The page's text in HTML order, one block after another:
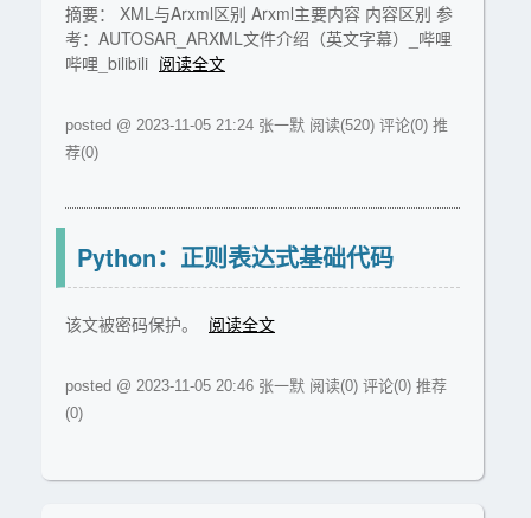
摘要： XML与Arxml区别 Arxml主要内容 内容区别 参
考：AUTOSAR_ARXML文件介绍（英文字幕）_哔哩
哔哩_bilibili 阅读全文
posted @ 2023-11-05 21:24 张一默 阅读(520) 评论(0) 推
荐(0)
Python：正则表达式基础代码
该文被密码保护。 阅读全文
posted @ 2023-11-05 20:46 张一默 阅读(0) 评论(0) 推荐
(0)